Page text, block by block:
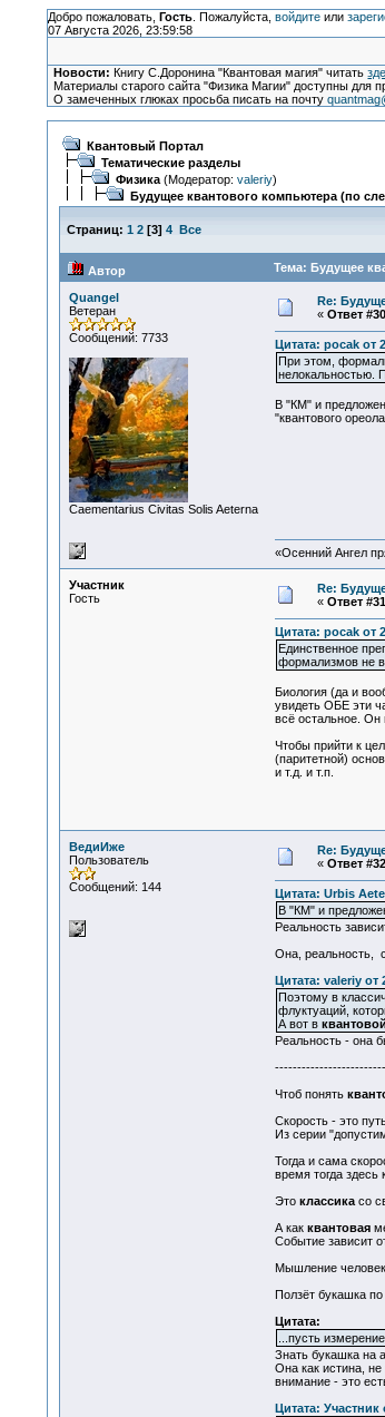
Добро пожаловать, Гость. Пожалуйста, войдитеили
07 Августа 2026, 23:59:58
Новости: Книгу С.Доронина "Квантовая магия" читать
Материалы старого сайта "Физика Магии" доступны для
О замеченных глюках просьба писать на почту
Квантовый Портал
Тематические разделы
Физика(Модератор: valeriy)
Будущее квантового компьютера (по
Страниц: 1 2[3] 4 Все
Автор Тема: Будущее
Quangel
Ветеран
Сообщений: 7733
Сaementarius Civitas Solis Aeterna
Re:
« Ответ
Цитата: pocak от
При этом,
нелокальностью.
В "КМ" и
"квантового
«Осенний Ангел
Участник
Гость
Re:
« Ответ
Цитата: pocak от
Единственное
формализмов не
Биология (да и
увидеть ОБЕ эти
всё остальное. Он
Чтобы прийти к
(паритетной)
и т.д. и т.п.
ВедиИже
Пользователь
Сообщений: 144
Re:
« Ответ
Цитата: Urbis
В "КМ" и
Реальность
Она, реальность,
Цитата: valeriy от
Поэтому в
флуктуаций,
А вот в
Реальность - она
Чтоб понять
Скорость - это
Из серии
Тогда и сама
время тогда здесь
Это классика со
А как квантовая
Событие зависит
Мышление
Ползёт букашка
Цитата:
...пусть
Знать букашка на
Она как истина,
внимание - это
Цитата: